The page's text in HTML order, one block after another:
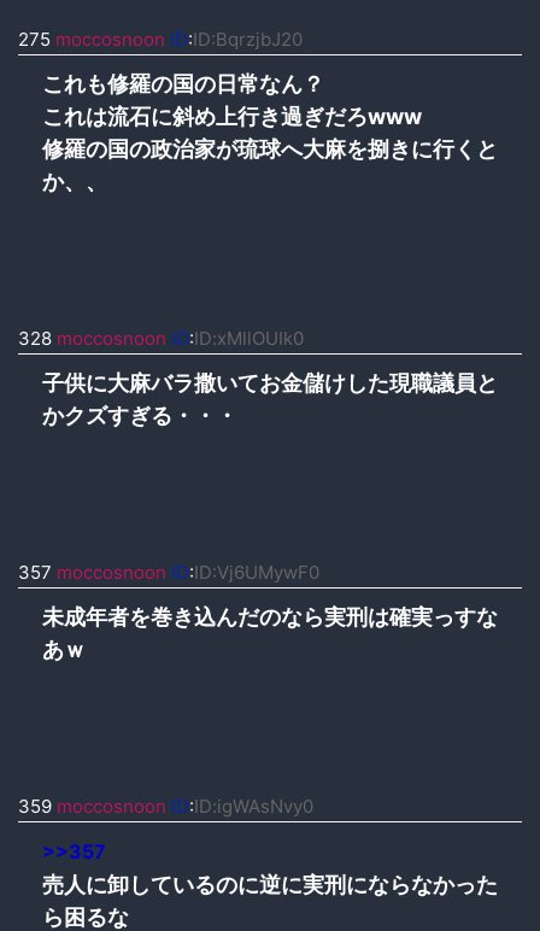
275 moccosnoon ID:ID:BqrzjbJ20
これも修羅の国の日常なん？
これは流石に斜め上行き過ぎだろwww
修羅の国の政治家が琉球へ大麻を捌きに行くと
か、、
328 moccosnoon ID:ID:xMllOUIk0
子供に大麻バラ撒いてお金儲けした現職議員と
かクズすぎる・・・
357 moccosnoon ID:ID:Vj6UMywF0
未成年者を巻き込んだのなら実刑は確実っすな
あｗ
359 moccosnoon ID:ID:igWAsNvy0
>>357
売人に卸しているのに逆に実刑にならなかった
ら困るな